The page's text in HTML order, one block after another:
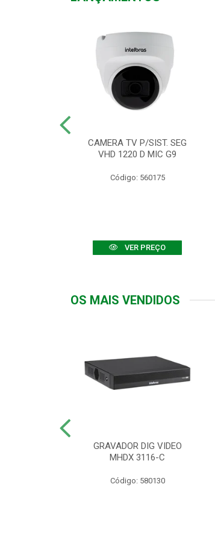
CAMERA TV P/SIST. SEG
VHD 1220 D MIC G9
Código: 560175
VER PREÇO
OS MAIS VENDIDOS
GRAVADOR DIG VIDEO
MHDX 3116-C
Código: 580130